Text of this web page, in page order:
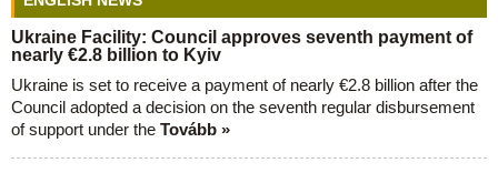
Ukraine Facility: Council approves seventh payment of
nearly €2.8 billion to Kyiv
Ukraine is set to receive a payment of nearly €2.8 billion after the
Council adopted a decision on the seventh regular disbursement
of support under the Tovább »